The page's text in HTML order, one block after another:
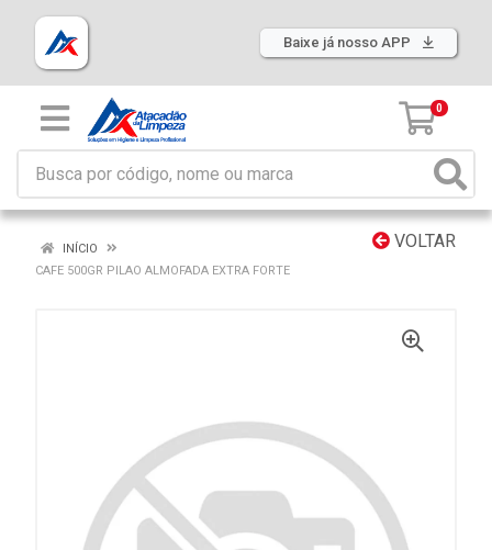
Baixe já nosso APP
0
VOLTAR
INÍCIO
CAFE 500GR PILAO ALMOFADA EXTRA FORTE